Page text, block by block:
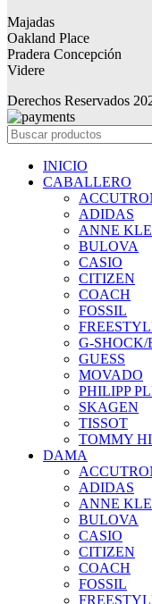
Majadas
Oakland Place
Pradera Concepción
Videre
Derechos Reservados
INICIO
CABALLERO
ADIDAS
ANNE
BULOVA
CASIO
CITIZEN
COACH
FOSSIL
G-SHOCK/
GUESS
MOVADO
PHILIPP
SKAGEN
TISSOT
TOMMY
DAMA
ADIDAS
ANNE
BULOVA
CASIO
CITIZEN
COACH
FOSSIL